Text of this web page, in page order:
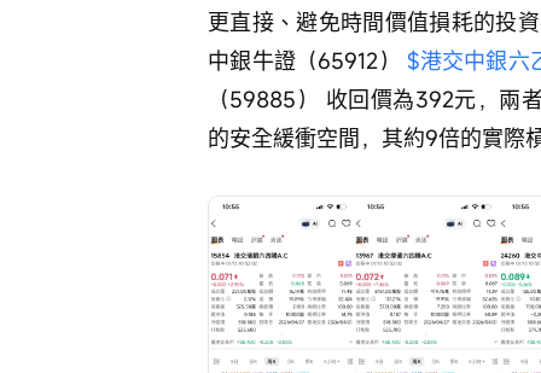
更直接、避免時間價值損耗的投
中銀牛證（65912） $港交中銀六
（59885） 收回價為392元，兩
的安全緩衝空間，其約9倍的實際